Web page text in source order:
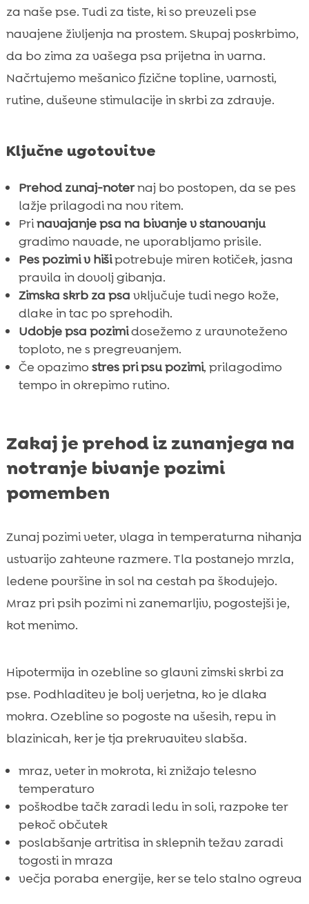
 Posebni primeri: starejši psi, mladiči in zelo
veliki ali zelo majhni psi
Kako ohranimo del zunanjih navad, tudi ko
Zaključek
FAQ
za naše pse. Tudi za tiste, ki so prevzeli pse
navajene življenja na prostem. Skupaj poskrbimo,
da bo zima za vašega psa prijetna in varna.
Načrtujemo mešanico fizične topline, varnosti,
rutine, duševne stimulacije in skrbi za zdravje.
Ključne ugotovitve
Prehod zunaj-noternaj bo postopen, da se pes
lažje prilagodi na nov ritem.
Prinavajanje psa na bivanje v stanovanju
gradimo navade, ne uporabljamo prisile.
Pes pozimi v hišipotrebuje miren kotiček, jasna
pravila in dovolj gibanja.
Zimska skrb za psa vključuje tudi nego kože,
dlake in tac po sprehodih.
Udobje psa pozimidosežemo z uravnoteženo
toploto, ne s pregrevanjem.
Če opazimo stres pri psu pozimi, prilagodimo
tempo in okrepimo rutino.
Zakaj je prehod iz zunanjega na
notranje bivanje pozimi
pomemben
Zunaj pozimi veter, vlaga in temperaturna nihanja
ustvarijo zahtevne razmere. Tla postanejo mrzla,
ledene površine in sol na cestah pa škodujejo.
Mraz pri psih pozimi ni zanemarljiv, pogostejši je,
kot menimo.
Hipotermija in ozebline so glavni zimski skrbi za
pse. Podhladitev je bolj verjetna, ko je dlaka
mokra. Ozebline so pogoste na ušesih, repu in
blazinicah, ker je tja prekrvavitev slabša.
mraz, veter in mokrota, ki znižajo telesno
temperaturo
poškodbe tačk zaradi ledu in soli, razpoke ter
pekoč občutek
poslabšanje artritisa in sklepnih težav zaradi
togosti in mraza
večja poraba energije, ker se telo stalno ogreva